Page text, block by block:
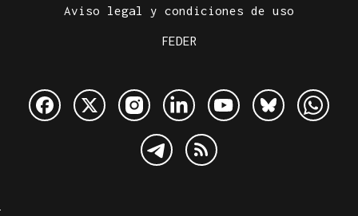
Aviso legal y condiciones de uso
FEDER